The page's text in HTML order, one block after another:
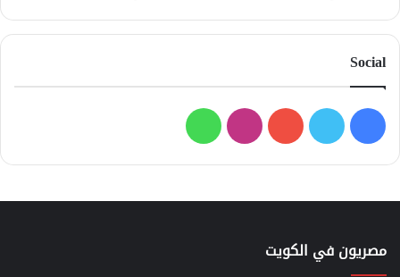
Social
فيسبوك
تويتر يوتيوبانستقرامواتساب
مصريون في الكويت